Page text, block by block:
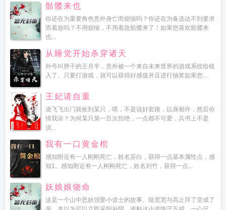
骷髅来也
你还在为重要角色意外身亡而烦恼吗？你还在为备选达不到要求
而着急吗？不用烦恼，不用着急骷髅来了！如果您喜欢骷髅来
也...
从睡觉开始杀穿诸天
外号叫胖子的王月半，意外被一个来自未来世界的游戏系统给植
入了。只要打游戏，就可以获得好感值并且进行抽奖如果您...
王妃请自重
凌飞飞出门就捡到某只，喂，不是说好套路，以身相许，然后你
情我浓？为何某只第一百次拒绝，一点都不可爱，兵书上不是
说...
我有一口黄金棺
感知附近有一人刚刚死亡，姓名苏白，获得一点基本属性点，感
知1。感知附近有一人刚刚死亡，姓名刘竹，获得一点...
妖娘娘饶命
这是一个山中恶妖强娶小道士的故事。陆宽宽与高止拜了堂成了